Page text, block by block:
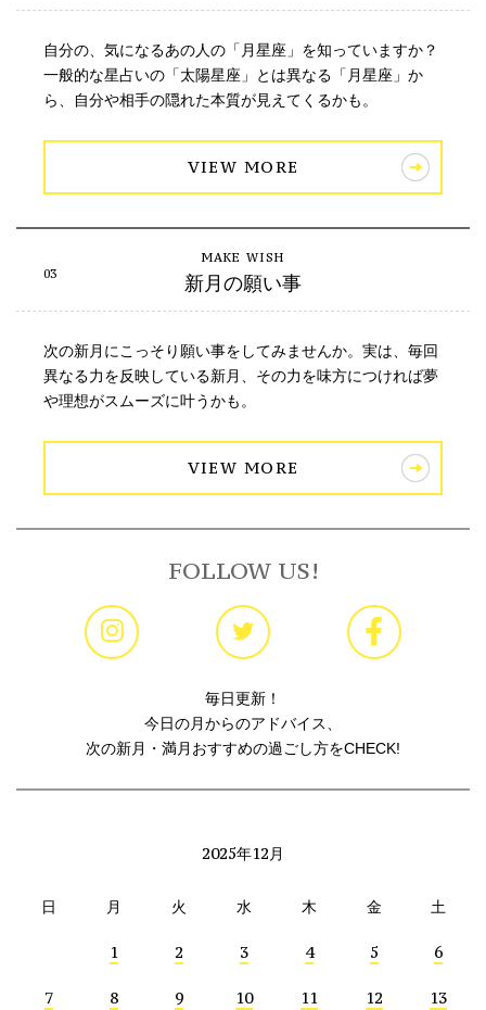
自分の、気になるあの人の「月星座」を知っていますか？
一般的な星占いの「太陽星座」とは異なる「月星座」か
ら、自分や相手の隠れた本質が見えてくるかも。
VIEW MORE
新月の願い事
次の新月にこっそり願い事をしてみませんか。実は、毎回
異なる力を反映している新月、その力を味方につければ夢
や理想がスムーズに叶うかも。
VIEW MORE
FOLLOW US!
毎日更新！
今日の月からのアドバイス、
次の新月・満月おすすめの過ごし方をCHECK!
2025年12月
日 月 火 水 木 金 土
1 2 3 4 5 6
7 8 9 10 11 12 13